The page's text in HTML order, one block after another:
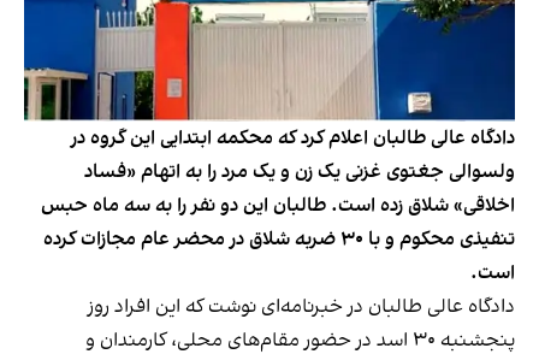
دادگاه عالی طالبان اعلام کرد که محکمه ابتدایی این گروه در
ولسوالی جغتوی غزنی یک زن و یک مرد را به اتهام «فساد
اخلاقی» شلاق زده است. طالبان این دو نفر را به سه ماه حبس
تنفیذی محکوم و با ۳۰ ضربه شلاق در محضر عام مجازات کرده
است.
دادگاه عالی طالبان در خبرنامه‌ای نوشت که این افراد روز
پنجشنبه ۳۰ اسد در حضور مقام‌های محلی، کارمندان و